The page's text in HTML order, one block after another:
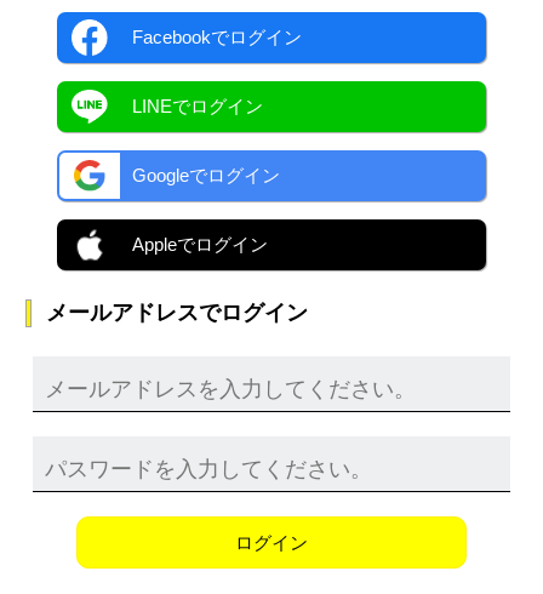
Facebookでログイン
LINEでログイン
Googleでログイン
Appleでログイン
メールアドレスでログイン
ログイン